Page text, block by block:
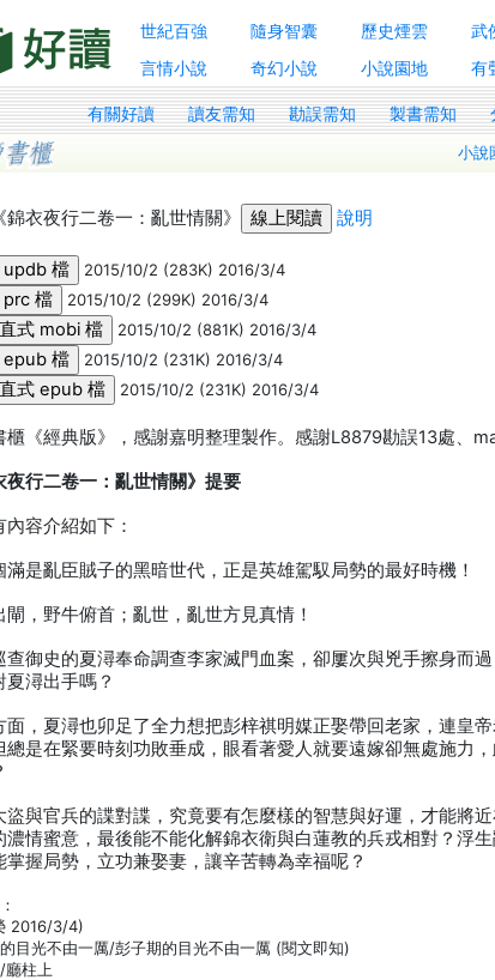
世紀百強 隨身智囊 歷史煙雲 武
言情小說
奇幻小說 小說園地 有
有關好讀 讀友需知 勘誤需知 製書需知
小說
《錦衣夜行二卷一：亂世情關》 說明
2015/10/2 (283K) 2016/3/4
2015/10/2 (299K) 2016/3/4
2015/10/2 (881K) 2016/3/4
2015/10/2 (231K) 2016/3/4
2015/10/2 (231K) 2016/3/4
櫃《經典版》，感謝嘉明整理製作。感謝L8879勘誤13處、
夜行二卷一：亂世情關》提要
內容介紹如下：
滿是亂臣賊子的黑暗世代，正是英雄駕馭局勢的最好時機！
閘，野牛俯首；亂世，亂世方見真情！
查御史的夏潯奉命調查李家滅門血案，卻屢次與兇手擦身而
夏潯出手嗎？
面，夏潯也卯足了全力想把彭梓祺明媒正娶帶回老家，連皇
總是在緊要時刻功敗垂成，眼看著愛人就要遠嫁卻無處施力
盜與官兵的諜對諜，究竟要有怎麼樣的智慧與好運，才能將
濃情蜜意，最後能不能化解錦衣衛與白蓮教的兵戎相對？浮
掌握局勢，立功兼娶妻，讓辛苦轉為幸福呢？
：
2016/3/4)
目光不由一厲/彭子期的目光不由一厲 (閱文即知)
廳柱上